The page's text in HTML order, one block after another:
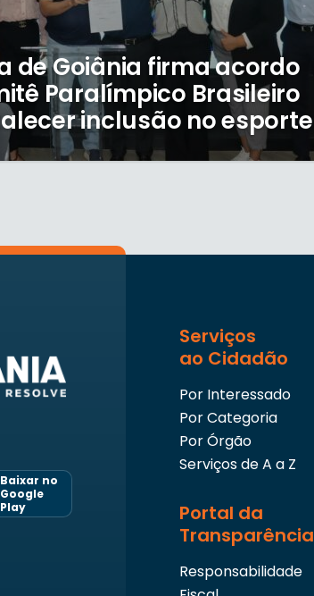
de Goiânia firma acordo
Paralímpico Brasileiro
inclusão no esporte
Baixar no
Google
Play
Serviços
ao Cidadão
Por Interessado
Por Categoria
Por Órgão
Serviços de A a Z
Portal da
Transparência
Responsabilidade